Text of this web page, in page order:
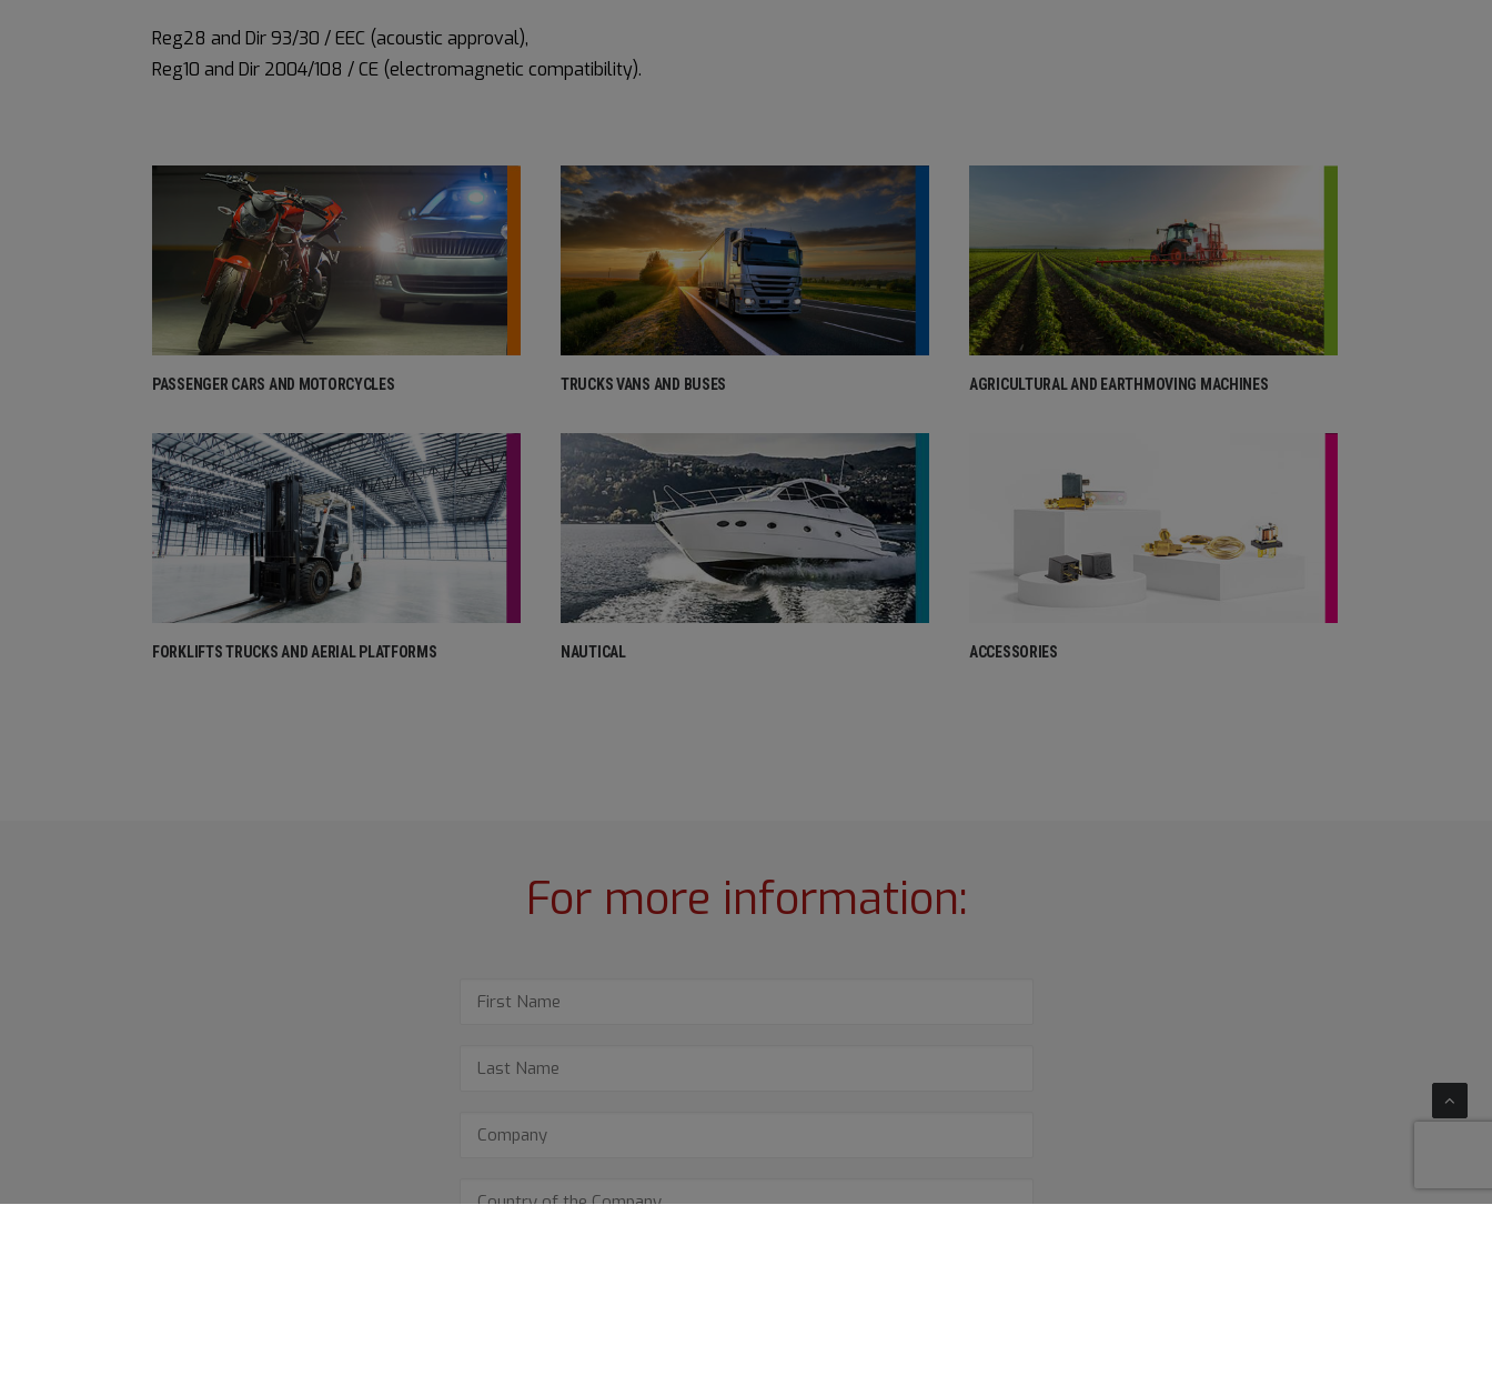
Reg28 and Dir 93/30 / EEC (acoustic approval),
Reg10 and Dir 2004/108 / CE (electromagnetic compatibility).
PASSENGER CARS AND MOTORCYCLES TRUCKS VANS AND BUSES AGRICULTURAL AND EARTHMOVING MACHINES
FORKLIFTS TRUCKS AND AERIAL PLATFORMS NAUTICAL ACCESSORIES
For more information: